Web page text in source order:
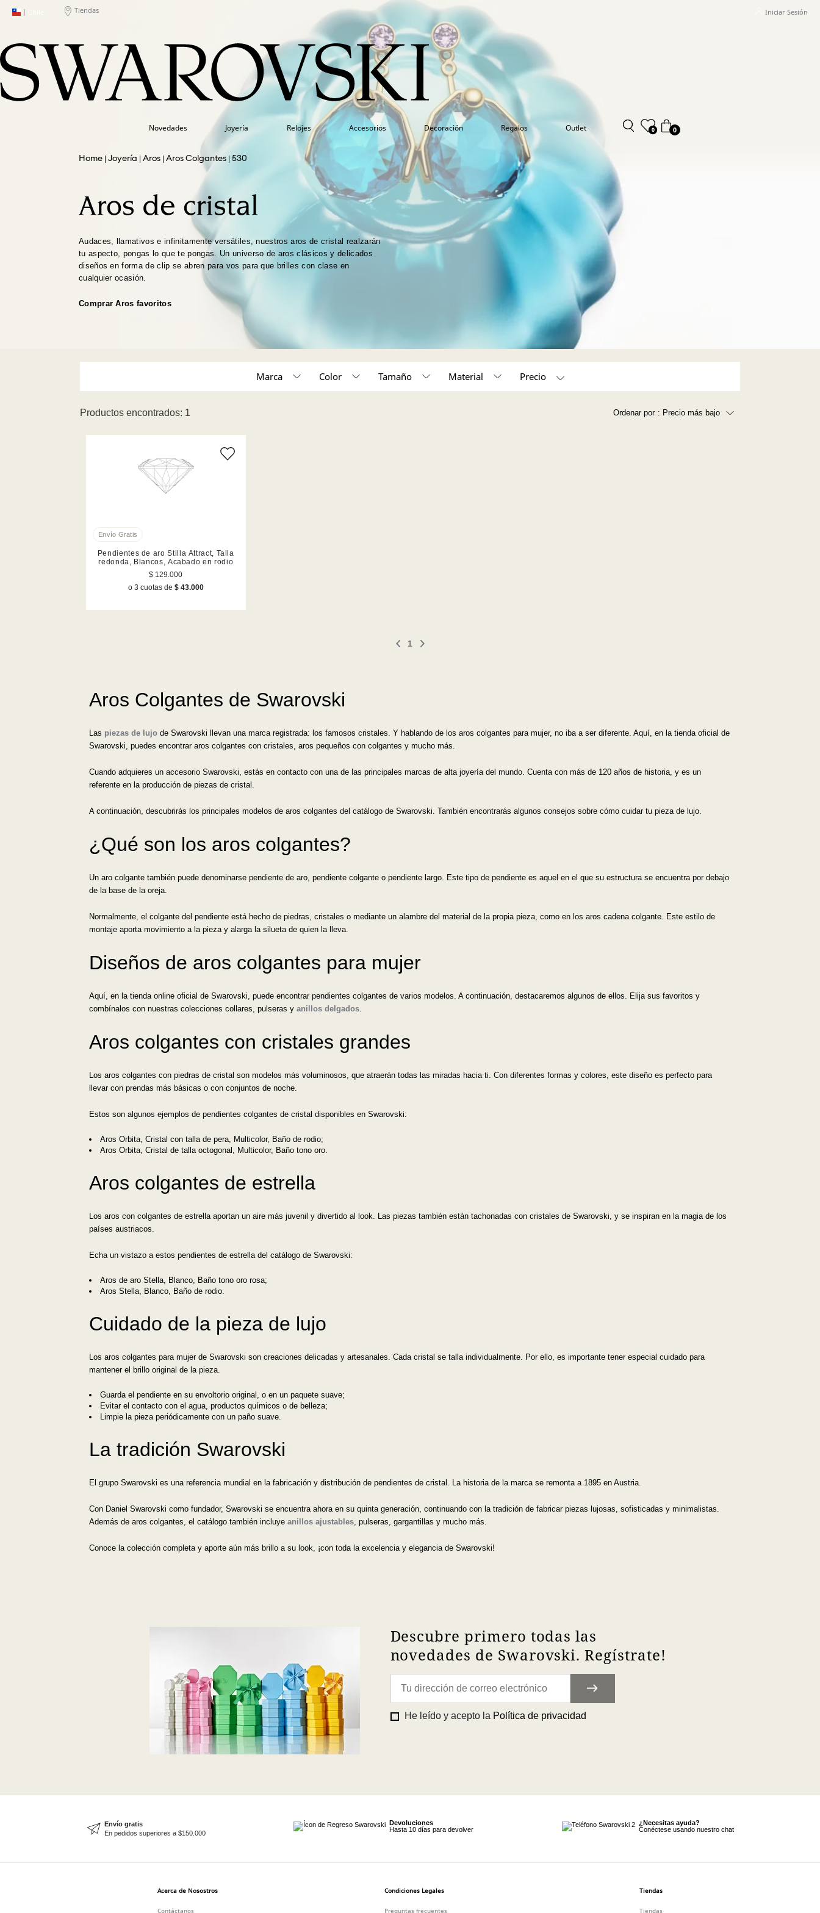
| Tiendas Iniciar Sesión
Novedades Joyería Relojes Accesorios Decoración Regalos Outlet 0 0
Joyería Aros Aros Colgantes 530
Aros de cristal
Audaces, llamativos e infinitamente versátiles, nuestros aros de cristal realzarán
tu aspecto, pongas lo que te pongas. Un universo de aros clásicos y delicados
diseños en forma de clip se abren para vos para que brilles con clase en
cualquier ocasión.
Comprar Aros favoritos
Marca
Swarovski (1)
Color Tamaño Material
50,000 - 150,000 (1)
Productos encontrados: 1 Ordenar por : Precio más bajo
Pendientes de aro Stilla Attract, Talla
redonda, Blancos, Acabado en rodio
$ 129.000
o 3 cuotas de $ 43.000
1
Aros Colgantes de Swarovski
Las piezas de lujode Swarovski llevan una marca registrada: los famosos cristales. Y hablando de los aros colgantes para mujer, no iba a ser diferente. Aquí, en la tienda oficial de
Swarovski, puedes encontrar aros colgantes con cristales, aros pequeños con colgantes y mucho más.
Cuando adquieres un accesorio Swarovski, estás en contacto con una de las principales marcas de alta joyería del mundo. Cuenta con más de 120 años de historia, y es un
referente en la producción de piezas de cristal.
A continuación, descubrirás los principales modelos de aros colgantes del catálogo de Swarovski. También encontrarás algunos consejos sobre cómo cuidar tu pieza de lujo.
¿Qué son los aros colgantes?
Un aro colgante también puede denominarse pendiente de aro, pendiente colgante o pendiente largo. Este tipo de pendiente es aquel en el que su estructura se encuentra por debajo
de la base de la oreja.
Normalmente, el colgante del pendiente está hecho de piedras, cristales o mediante un alambre del material de la propia pieza, como en los aros cadena colgante. Este estilo de
montaje aporta movimiento a la pieza y alarga la silueta de quien la lleva.
Diseños de aros colgantes para mujer
Aquí, en la tienda online oficial de Swarovski, puede encontrar pendientes colgantes de varios modelos. A continuación, destacaremos algunos de ellos. Elija sus favoritos y
combínalos con nuestras colecciones collares, pulseras y anillos delgados.
Aros colgantes con cristales grandes
Los aros colgantes con piedras de cristal son modelos más voluminosos, que atraerán todas las miradas hacia ti. Con diferentes formas y colores, este diseño es perfecto para
llevar con prendas más básicas o con conjuntos de noche.
Estos son algunos ejemplos de pendientes colgantes de cristal disponibles en Swarovski:
Aros Orbita, Cristal con talla de pera, Multicolor, Baño de rodio;
Aros Orbita, Cristal de talla octogonal, Multicolor, Baño tono oro.
Aros colgantes de estrella
Los aros con colgantes de estrella aportan un aire más juvenil y divertido al look. Las piezas también están tachonadas con cristales de Swarovski, y se inspiran en la magia de los
países austriacos.
Echa un vistazo a estos pendientes de estrella del catálogo de Swarovski:
Aros de aro Stella, Blanco, Baño tono oro rosa;
Aros Stella, Blanco, Baño de rodio.
Cuidado de la pieza de lujo
Los aros colgantes para mujer de Swarovski son creaciones delicadas y artesanales. Cada cristal se talla individualmente. Por ello, es importante tener especial cuidado para
mantener el brillo original de la pieza.
Guarda el pendiente en su envoltorio original, o en un paquete suave;
Evitar el contacto con el agua, productos químicos o de belleza;
Limpie la pieza periódicamente con un paño suave.
La tradición Swarovski
El grupo Swarovski es una referencia mundial en la fabricación y distribución de pendientes de cristal. La historia de la marca se remonta a 1895 en Austria.
Con Daniel Swarovski como fundador, Swarovski se encuentra ahora en su quinta generación, continuando con la tradición de fabricar piezas lujosas, sofisticadas y minimalistas.
Además de aros colgantes, el catálogo también incluye anillos ajustables, pulseras, gargantillas y mucho más.
Conoce la colección completa y aporte aún más brillo a su look, ¡con toda la excelencia y elegancia de Swarovski!
Descubre primero todas las
novedades de Swarovski. Regístrate!
He leído y acepto la Política de privacidad
Envío gratis
En pedidos superiores a $150.000
Devoluciones
Hasta 10 días para devolver
¿Necesitas ayuda?
Conéctese usando nuestro chat
Acerca de Nosostros
Contáctanos
Condiciones Legales
Preguntas frecuentes
Tiendas
Tiendas